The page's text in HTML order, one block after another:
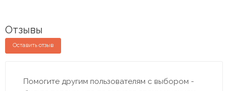
Отзывы
Оставить отзыв
Помогите другим пользователям с выбором -